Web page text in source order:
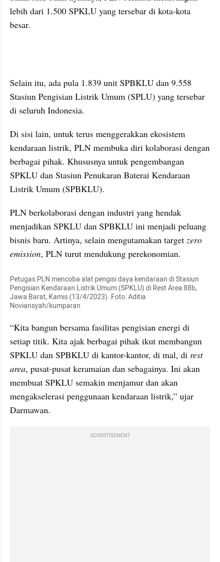
lebih dari 1.500 SPKLU yang tersebar di kota-kota
besar.
Selain itu, ada pula 1.839 unit SPBKLU dan 9.558
Stasiun Pengisian Listrik Umum (SPLU) yang tersebar
di seluruh Indonesia.
Di sisi lain, untuk terus menggerakkan ekosistem
kendaraan listrik, PLN membuka diri kolaborasi dengan
berbagai pihak. Khususnya untuk pengembangan
SPKLU dan Stasiun Penukaran Baterai Kendaraan
Listrik Umum (SPBKLU).
PLN berkolaborasi dengan industri yang hendak
menjadikan SPKLU dan SPBKLU ini menjadi peluang
bisnis baru. Artinya, selain mengutamakan target zero
emission, PLN turut mendukung perekonomian.
Petugas PLN mencoba alat pengisi daya kendaraan di Stasiun
Pengisian Kendaraan Listrik Umum (SPKLU) di Rest Area 88b,
Jawa Barat, Kamis (13/4/2023). Foto: Aditia
Noviansyah/kumparan
“Kita bangun bersama fasilitas pengisian energi di
setiap titik. Kita ajak berbagai pihak ikut membangun
SPKLU dan SPBKLU di kantor-kantor, di mal, di rest
area, pusat-pusat keramaian dan sebagainya. Ini akan
membuat SPKLU semakin menjamur dan akan
mengakselerasi penggunaan kendaraan listrik,” ujar
Darmawan.
ADVERTISEMENT